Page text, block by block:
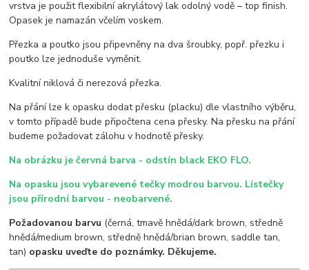
vrstva je použit flexibilní akrylátový lak odolný vodě – top finish.
Opasek je namazán včelím voskem.
Přezka a poutko jsou připevněny na dva šroubky, popř. přezku i
poutko lze jednoduše vyměnit.
Kvalitní niklová či nerezová přezka.
Na přání lze k opasku dodat přesku (placku) dle vlastního výběru,
v tomto případě bude připočtena cena přesky. Na přesku na přání
budeme požadovat zálohu v hodnotě přesky.
Na obrázku je červná barva - odstín black EKO FLO.
Na opasku jsou vybarevené tečky modrou barvou. Lístečky
jsou přírodní barvou - neobarvené.
Požadovanou barvu (černá, tmavě hnědá/dark brown, středně
hnědá/medium brown, středně hnědá/brian brown, saddle tan,
tan) opasku uveďte do poznámky. Děkujeme.